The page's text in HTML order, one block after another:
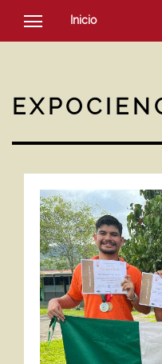
Inicio
SOCIEDAD
NOTICIAS